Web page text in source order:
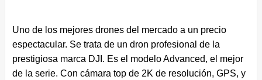
Uno de los mejores drones del mercado a un precio
espectacular. Se trata de un dron profesional de la
prestigiosa marca DJI. Es el modelo Advanced, el mejor
de la serie. Con cámara top de 2K de resolución, GPS, y